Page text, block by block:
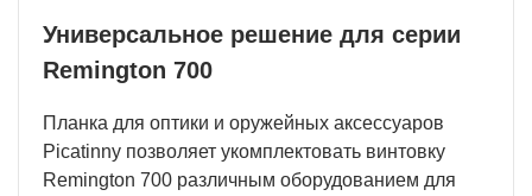
Универсальное решение для серии
Remington 700
Планка для оптики и оружейных аксессуаров
Picatinny позволяет укомплектовать винтовку
Remington 700 различным оборудованием для